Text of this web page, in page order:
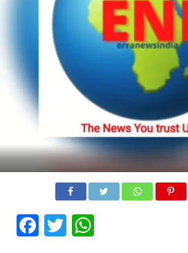
Facebook
Twitter
WhatsApp